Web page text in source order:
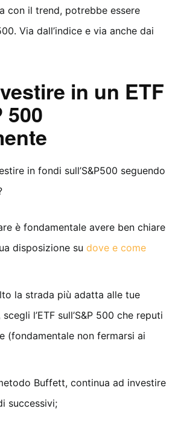
con il trend, potrebbe essere
Via dall’indice e via anche dai
in un ETF
500
in fondi sull’S&P500 seguendo
è fondamentale avere ben chiare
disposizione su dove e come
la strada più adatta alle tue
l’ETF sull’S&P 500 che reputi
(fondamentale non fermarsi ai
Buffett, continua ad investire
successivi;